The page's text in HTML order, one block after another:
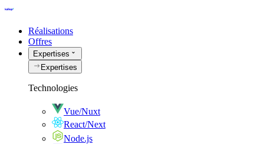
Réalisations
Offres
Expertises
Expertises
Technologies
Vue/Nuxt
React/Next
Node.js